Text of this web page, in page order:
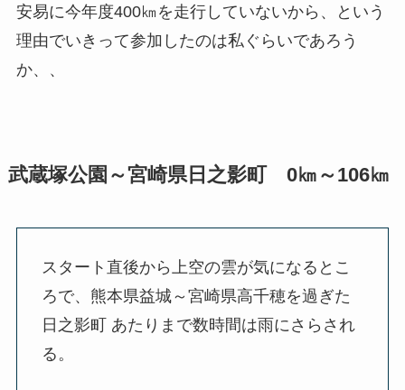
安易に今年度400㎞を走行していないから、という
理由でいきって参加したのは私ぐらいであろう
か、、
武蔵塚公園～宮崎県日之影町 0㎞～106㎞
スタート直後から上空の雲が気になるとこ
ろで、熊本県益城～宮崎県高千穂を過ぎた
日之影町 あたりまで数時間は雨にさらされ
る。